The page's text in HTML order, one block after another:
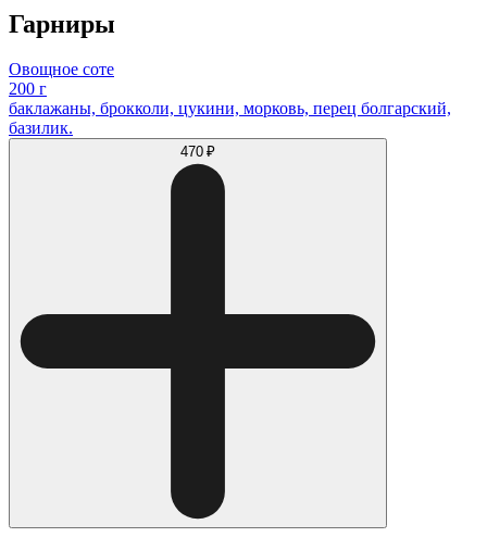
Гарниры
Овощное соте
200 г
баклажаны, брокколи, цукини, морковь, перец болгарский,
базилик.
470 ₽